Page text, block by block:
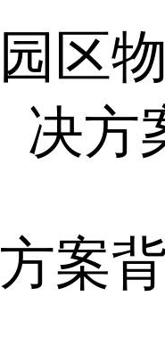
区
决方
方案